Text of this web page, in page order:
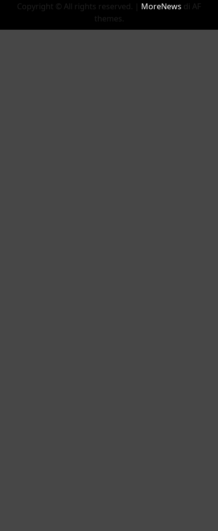
Naturale
Copyright © All rights reserved. | MoreNews di AF
themes.